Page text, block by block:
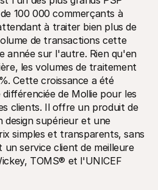
de développement et les mises à
prêts à l'emploi
de développeurs
100 000 commerçants à
à traiter bien plus de
de transactions cette
année sur l'autre. Rien qu'en
les volumes de traitement
Cette croissance a été
de Mollie pour les
clients. Il offre un produit de
design supérieur et une
simples et transparents, sans
service client de meilleure
TOMS® et l'UNICEF